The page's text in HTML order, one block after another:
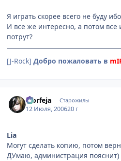
Я играть скорее всего не буду
И все же интересно, а потом все
потрут?
[J-Rock] Добро пожаловать в
Morfeja Старожилы
12 Июля, 200620 г
Lia
Могут сделать копию, потом
ДУмаю, администрация пояснит)